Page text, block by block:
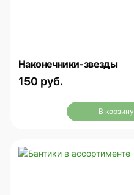
Наконечники-звезды
150 руб.
В корзину